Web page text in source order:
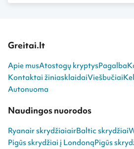
Greitai.lt
Apie musAtostogų kryptysPagalba
Kontaktai žiniasklaidaiViešbučiai
Autonuoma
Naudingos nuorodos
Ryanair skrydžiaiairBaltic skrydžiai
Pigūs skrydžiai į LondonąPigūs